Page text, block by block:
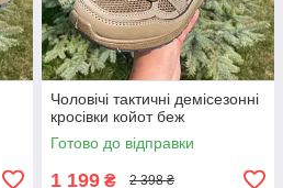
Чоловічі тактичні демісезонні
кросівки койот беж
Готово до відправки
1 199 ₴ 2 398 ₴